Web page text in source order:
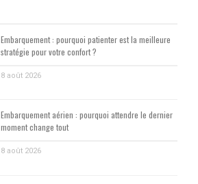
Embarquement : pourquoi patienter est la meilleure
stratégie pour votre confort ?
8 août 2026
Embarquement aérien : pourquoi attendre le dernier
moment change tout
8 août 2026